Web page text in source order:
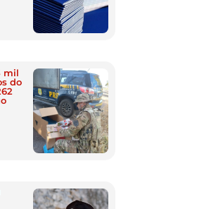
mil
do